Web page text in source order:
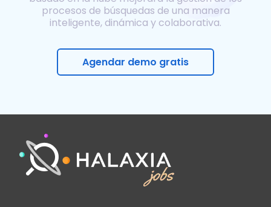
procesos de búsquedas de una manera
inteligente, dinámica y colaborativa.
Agendar demo gratis